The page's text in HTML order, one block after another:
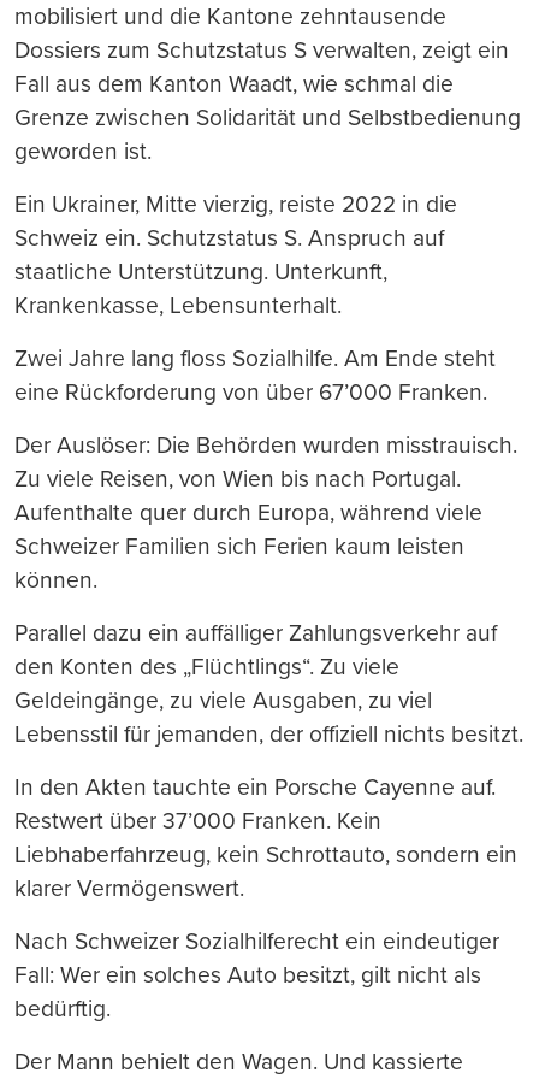
mobilisiert und die Kantone zehntausende
Dossiers zum Schutzstatus S verwalten, zeigt ein
Fall aus dem Kanton Waadt, wie schmal die
Grenze zwischen Solidarität und Selbstbedienung
geworden ist.
Ein Ukrainer, Mitte vierzig, reiste 2022 in die
Schweiz ein. Schutzstatus S. Anspruch auf
staatliche Unterstützung. Unterkunft,
Krankenkasse, Lebensunterhalt.
Zwei Jahre lang floss Sozialhilfe. Am Ende steht
eine Rückforderung von über 67’000 Franken.
Der Auslöser: Die Behörden wurden misstrauisch.
Zu viele Reisen, von Wien bis nach Portugal.
Aufenthalte quer durch Europa, während viele
Schweizer Familien sich Ferien kaum leisten
können.
Parallel dazu ein auffälliger Zahlungsverkehr auf
den Konten des „Flüchtlings“. Zu viele
Geldeingänge, zu viele Ausgaben, zu viel
Lebensstil für jemanden, der offiziell nichts besitzt.
In den Akten tauchte ein Porsche Cayenne auf.
Restwert über 37’000 Franken. Kein
Liebhaberfahrzeug, kein Schrottauto, sondern ein
klarer Vermögenswert.
Nach Schweizer Sozialhilferecht ein eindeutiger
Fall: Wer ein solches Auto besitzt, gilt nicht als
bedürftig.
Der Mann behielt den Wagen. Und kassierte